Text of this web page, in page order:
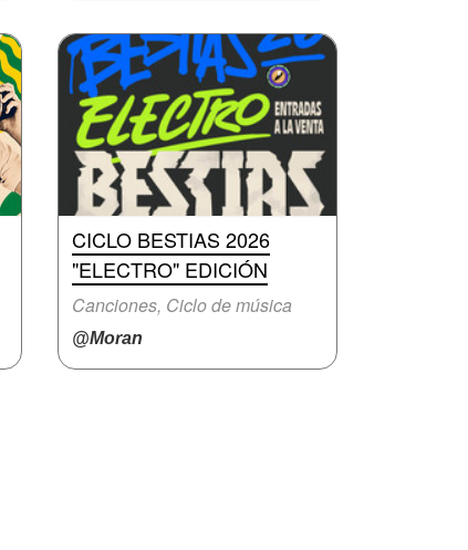
CICLO BESTIAS 2026
"ELECTRO" EDICIÓN
Canciones, Ciclo de música
@Moran